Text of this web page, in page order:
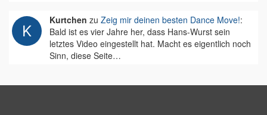
Kurtchen zu Zeig mir deinen besten Dance Move!:
Bald ist es vier Jahre her, dass Hans-Wurst sein
letztes Video eingestellt hat. Macht es eigentlich noch
Sinn, diese Seite…